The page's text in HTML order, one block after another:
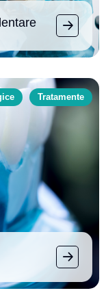
Tratamente